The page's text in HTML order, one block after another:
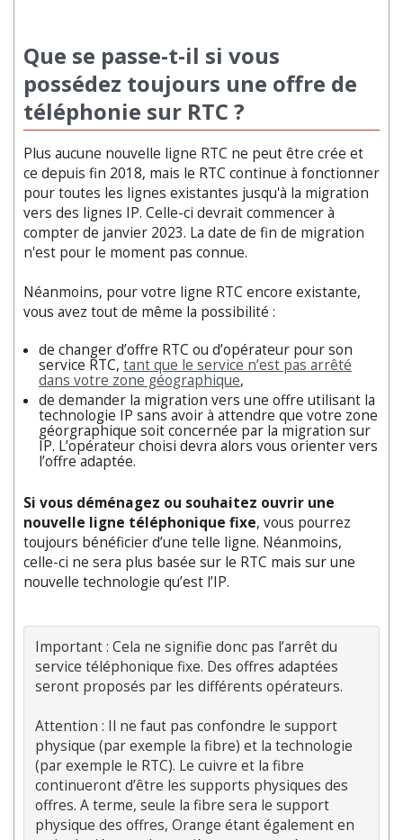
Que se passe-t-il si vous
possédez toujours une offre de
téléphonie sur RTC ?
Plus aucune nouvelle ligne RTC ne peut être crée et
ce depuis fin 2018, mais le RTC continue à fonctionner
pour toutes les lignes existantes jusqu'à la migration
vers des lignes IP. Celle-ci devrait commencer à
compter de janvier 2023. La date de fin de migration
n'est pour le moment pas connue.
Néanmoins, pour votre ligne RTC encore existante,
vous avez tout de même la possibilité :
de changer d’offre RTC ou d’opérateur pour son
service RTC, tant que le service n’est pas arrêté
dans votre zone géographique,
de demander la migration vers une offre utilisant la
technologie IP sans avoir à attendre que votre zone
géorgraphique soit concernée par la migration sur
IP. L’opérateur choisi devra alors vous orienter vers
l’offre adaptée.
Si vous déménagez ou souhaitez ouvrir une
nouvelle ligne téléphonique fixe, vous pourrez
toujours bénéficier d’une telle ligne. Néanmoins,
celle-ci ne sera plus basée sur le RTC mais sur une
nouvelle technologie qu’est l’IP.
Important : Cela ne signifie donc pas l’arrêt du
service téléphonique fixe. Des offres adaptées
seront proposés par les différents opérateurs.
Attention : Il ne faut pas confondre le support
physique (par exemple la fibre) et la technologie
(par exemple le RTC). Le cuivre et la fibre
continueront d’être les supports physiques des
offres. A terme, seule la fibre sera le support
physique des offres, Orange étant également en